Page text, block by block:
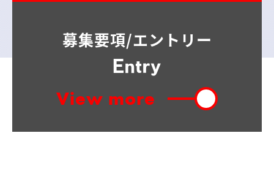
募集要項/エントリー
Entry
View more